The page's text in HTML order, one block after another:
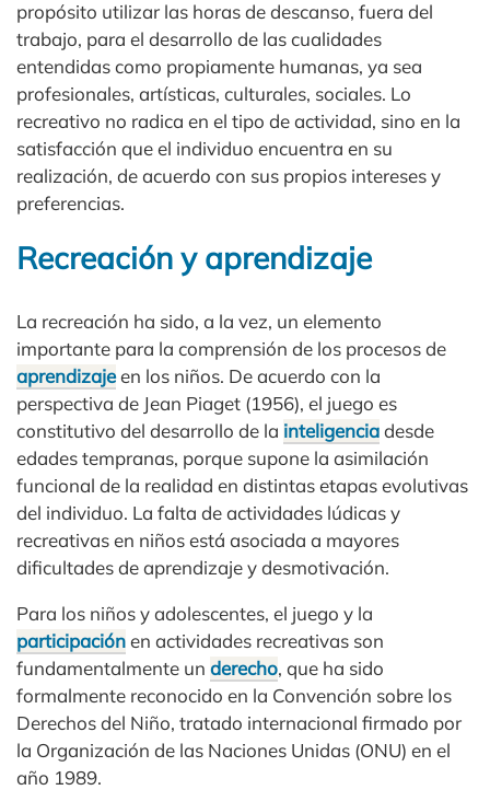
propósito utilizar las horas de descanso, fuera del
trabajo, para el desarrollo de las cualidades
entendidas como propiamente humanas, ya sea
profesionales, artísticas, culturales, sociales. Lo
recreativo no radica en el tipo de actividad, sino en la
satisfacción que el individuo encuentra en su
realización, de acuerdo con sus propios intereses y
preferencias.
Recreación y aprendizaje
La recreación ha sido, a la vez, un elemento
importante para la comprensión de los procesos de
aprendizajeen los niños. De acuerdo con la
perspectiva de Jean Piaget (1956), el juego es
constitutivo del desarrollo de la inteligenciadesde
edades tempranas, porque supone la asimilación
funcional de la realidad en distintas etapas evolutivas
del individuo. La falta de actividades lúdicas y
recreativas en niños está asociada a mayores
dificultades de aprendizaje y desmotivación.
Para los niños y adolescentes, el juego y la
participaciónen actividades recreativas son
fundamentalmente un derecho, que ha sido
formalmente reconocido en la Convención sobre los
Derechos del Niño, tratado internacional firmado por
la Organización de las Naciones Unidas (ONU) en el
año 1989.